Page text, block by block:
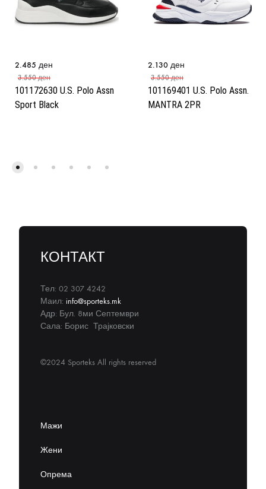
101172630 U.S. Polo Assn
Sport Black
2.485 ден
3.550ден
101169401 U.S. Polo Assn.
MANTRA 2PR
2.130 ден
3.550ден
КОНТАКТ
Тел: 02 307 4242
Маил: info@sporteks.mk
Адр: Бул. 8ми Септември
Сала: Борис Трајковски
©2024 Sporteks All rights reserved
Мажи
Жени
Опрема